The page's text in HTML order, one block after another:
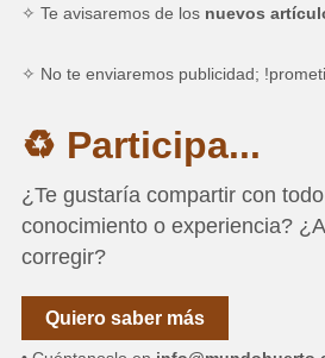
✧ Te avisaremos de los nuevos
✧ No te enviaremos publicidad;
♻ Participa...
¿Te gustaría compartir con
conocimiento o experiencia?
corregir?
Quiero saber más